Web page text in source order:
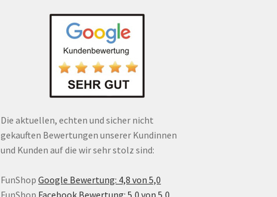
Die aktuellen, echten und sicher nicht
gekauften Bewertungen unserer Kundinnen
und Kunden auf die wir sehr stolz sind:
FunShop Google Bewertung: 4,8 von 5,0
FunShop Facebook Bewertung: 5,0 von 5,0